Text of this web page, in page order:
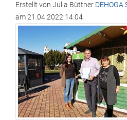
Erstellt von Julia Büttner DEHOGA
am21.04.2022 14:04